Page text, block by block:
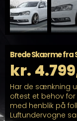
Brede Skærme fra
kr.
Har de sænkning
oftest et behov
med henblik på
Luftundervogne